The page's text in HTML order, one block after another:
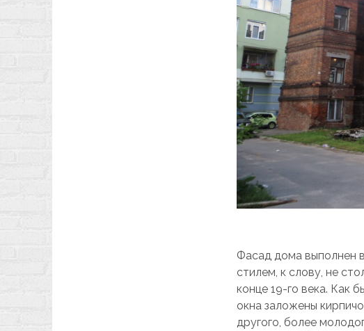
Фасад дома выполнен
стилем, к слову, не
конце 19-го века. Как
окна заложены
другого, более